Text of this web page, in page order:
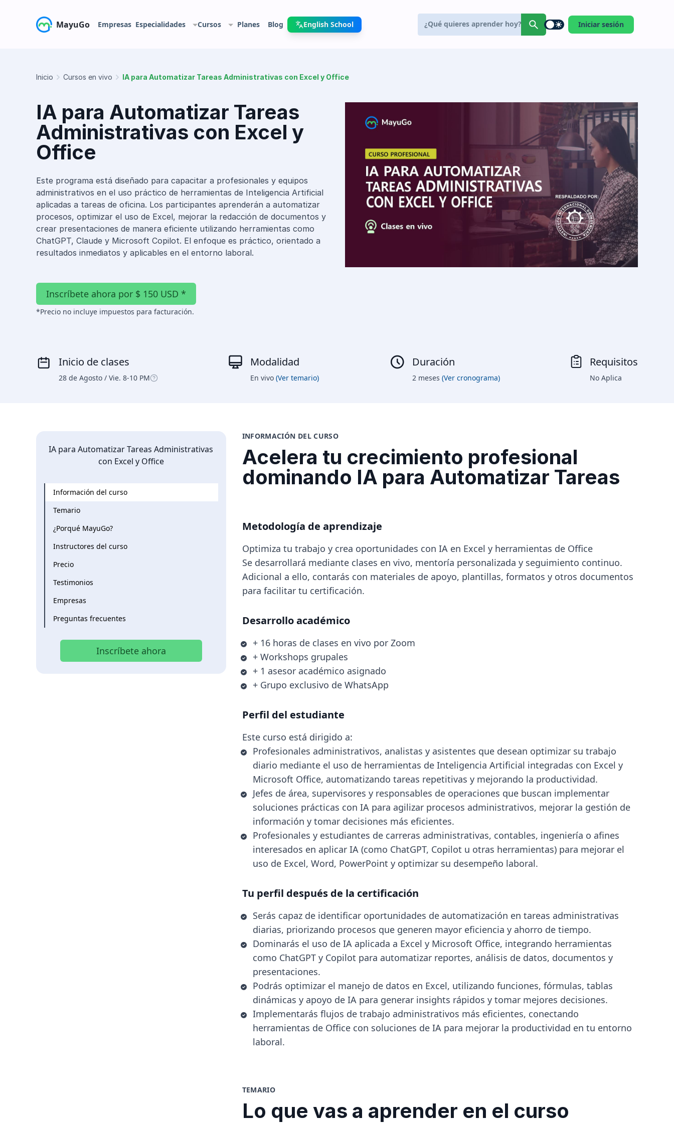
MayuGo Empresas Especialidades Cursos Planes Blog English School Iniciar sesión
Inicio Cursos en vivo IA para Automatizar Tareas Administrativas con Excel y Office
IA para Automatizar Tareas
Administrativas con Excel y
Office
Este programa está diseñado para capacitar a profesionales y equipos
administrativos en el uso práctico de herramientas de Inteligencia Artificial
aplicadas a tareas de oficina. Los participantes aprenderán a automatizar
procesos, optimizar el uso de Excel, mejorar la redacción de documentos y
crear presentaciones de manera eficiente utilizando herramientas como
ChatGPT, Claude y Microsoft Copilot. El enfoque es práctico, orientado a
resultados inmediatos y aplicables en el entorno laboral.
Inscríbete ahora por $ 150 USD *
*Precio no incluye impuestos para facturación.
Inicio de clases
28 de Agosto / Vie. 8-10 PM
Modalidad
En vivo(Ver temario)
Duración
2 meses (Ver cronograma)
Requisitos
No Aplica
IA para Automatizar Tareas Administrativas
con Excel y Office
Información del curso
Temario
¿Porqué MayuGo?
Instructores del curso
Precio
Testimonios
Empresas
Preguntas frecuentes
Inscríbete ahora
INFORMACIÓN DEL CURSO
Acelera tu crecimiento profesional
dominando IA para Automatizar Tareas
Metodología de aprendizaje
Optimiza tu trabajo y crea oportunidades con IA en Excel y herramientas de Office
Se desarrollará mediante clases en vivo, mentoría personalizada y seguimiento continuo.
Adicional a ello, contarás con materiales de apoyo, plantillas, formatos y otros documentos
para facilitar tu certificación.
Desarrollo académico
+ 16 horas de clases en vivo por Zoom
+ Workshops grupales
+ 1 asesor académico asignado
+ Grupo exclusivo de WhatsApp
Perfil del estudiante
Este curso está dirigido a:
Profesionales administrativos, analistas y asistentes que desean optimizar su trabajo
diario mediante el uso de herramientas de Inteligencia Artificial integradas con Excel y
Microsoft Office, automatizando tareas repetitivas y mejorando la productividad.
Jefes de área, supervisores y responsables de operaciones que buscan implementar
soluciones prácticas con IA para agilizar procesos administrativos, mejorar la gestión de
información y tomar decisiones más eficientes.
Profesionales y estudiantes de carreras administrativas, contables, ingeniería o afines
interesados en aplicar IA (como ChatGPT, Copilot u otras herramientas) para mejorar el
uso de Excel, Word, PowerPoint y optimizar su desempeño laboral.
Tu perfil después de la certificación
Serás capaz de identificar oportunidades de automatización en tareas administrativas
diarias, priorizando procesos que generen mayor eficiencia y ahorro de tiempo.
Dominarás el uso de IA aplicada a Excel y Microsoft Office, integrando herramientas
como ChatGPT y Copilot para automatizar reportes, análisis de datos, documentos y
presentaciones.
Podrás optimizar el manejo de datos en Excel, utilizando funciones, fórmulas, tablas
dinámicas y apoyo de IA para generar insights rápidos y tomar mejores decisiones.
Implementarás flujos de trabajo administrativos más eficientes, conectando
herramientas de Office con soluciones de IA para mejorar la productividad en tu entorno
laboral.
TEMARIO
Lo que vas a aprender en el curso